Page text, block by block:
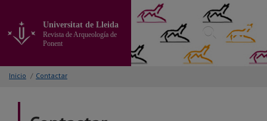
contenido
principal
la
página
Universitat de Lleida
Revista de Arqueología de
Ponent
Inicio / Contactar